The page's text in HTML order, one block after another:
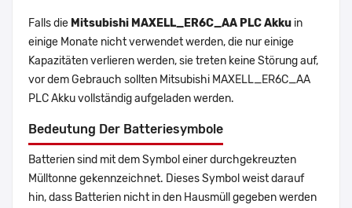
Falls die Mitsubishi MAXELL_ER6C_AA PLC Akku in
einige Monate nicht verwendet werden, die nur einige
Kapazitäten verlieren werden, sie treten keine Störung auf,
vor dem Gebrauch sollten Mitsubishi MAXELL_ER6C_AA
PLC Akku vollständig aufgeladen werden.
Bedeutung Der Batteriesymbole
Batterien sind mit dem Symbol einer durchgekreuzten
Mülltonne gekennzeichnet. Dieses Symbol weist darauf
hin, dass Batterien nicht in den Hausmüll gegeben werden